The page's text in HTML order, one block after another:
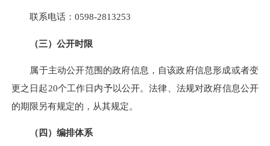
联系电话：0598-2813253
（三）公开时限
属于主动公开范围的政府信息，自该政府信息形成或者变
更之日起20个工作日内予以公开。法律、法规对政府信息公开
的期限另有规定的，从其规定。
（四）编排体系